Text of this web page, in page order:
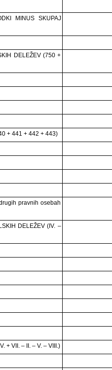
MINUS SKUPAJ
DELEŽEV (750 +
+ 441 + 442 + 443)
pravnih osebah
DELEŽEV (IV. –
+ VII. – II. – V. – VIII.)